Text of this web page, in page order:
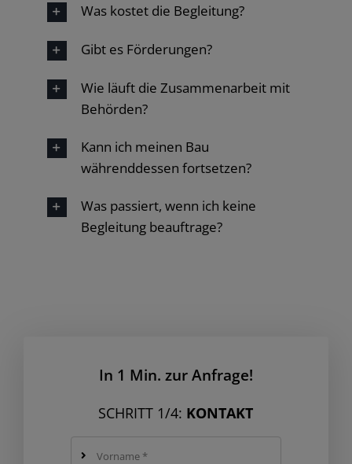
Was kostet die Begleitung?
Gibt es Förderungen?
Wie läuft die Zusammenarbeit mit
Behörden?
Kann ich meinen Bau
währenddessen fortsetzen?
Was passiert, wenn ich keine
Begleitung beauftrage?
In 1 Min. zur Anfrage!
SCHRITT 1/4: KONTAKT